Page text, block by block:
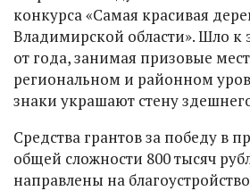
конкурса «Самая красивая
Владимирской области». Шло к
от года, занимая призовые
региональном и районном
знаки украшают стену
Средства грантов за победу в
общей сложности 800 тысяч
направлены на